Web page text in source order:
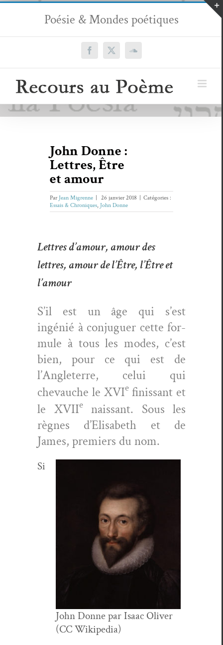
Passer
contenu
Poésie & Mondes poétiques
Facebook
X SoundCloud
John Donne :
Lettres, Être
et amour
Par Jean Migrenne 26 janvier 2018
Catégories :
Essais & Chroniques, John Donne
Lettres d’amour, amour des
lettres, amour de l’Être, l’Être et
l’amour
S’il est un âge qui s’est
ingénié à con­juguer cette for­
mule à tous les modes, c’est
bien, pour ce qui est de
l’Angleterre, celui qui
chevauche le XVIefinis­sant et
le XVIIenais­sant. Sous les
règnes d’Elisabeth et de
James, pre­miers du nom.
John Donne par Isaac Oliv­er
(CC Wikipedia)
Si